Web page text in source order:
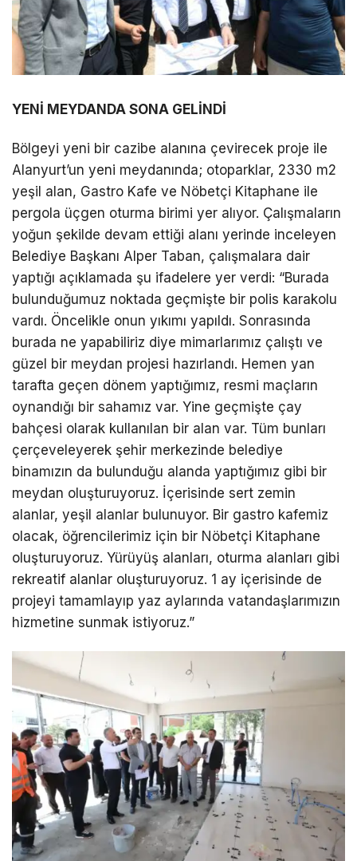
YENİ MEYDANDA SONA GELİNDİ
Bölgeyi yeni bir cazibe alanına çevirecek proje ile
Alanyurt’un yeni meydanında; otoparklar, 2330 m2
yeşil alan, Gastro Kafe ve Nöbetçi Kitaphane ile
pergola üçgen oturma birimi yer alıyor. Çalışmaların
yoğun şekilde devam ettiği alanı yerinde inceleyen
Belediye Başkanı Alper Taban, çalışmalara dair
yaptığı açıklamada şu ifadelere yer verdi: “Burada
bulunduğumuz noktada geçmişte bir polis karakolu
vardı. Öncelikle onun yıkımı yapıldı. Sonrasında
burada ne yapabiliriz diye mimarlarımız çalıştı ve
güzel bir meydan projesi hazırlandı. Hemen yan
tarafta geçen dönem yaptığımız, resmi maçların
oynandığı bir sahamız var. Yine geçmişte çay
bahçesi olarak kullanılan bir alan var. Tüm bunları
çerçeveleyerek şehir merkezinde belediye
binamızın da bulunduğu alanda yaptığımız gibi bir
meydan oluşturuyoruz. İçerisinde sert zemin
alanlar, yeşil alanlar bulunuyor. Bir gastro kafemiz
olacak, öğrencilerimiz için bir Nöbetçi Kitaphane
oluşturuyoruz. Yürüyüş alanları, oturma alanları gibi
rekreatif alanlar oluşturuyoruz. 1 ay içerisinde de
projeyi tamamlayıp yaz aylarında vatandaşlarımızın
hizmetine sunmak istiyoruz.”